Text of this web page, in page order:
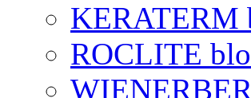
KERATERM
ROCLITE